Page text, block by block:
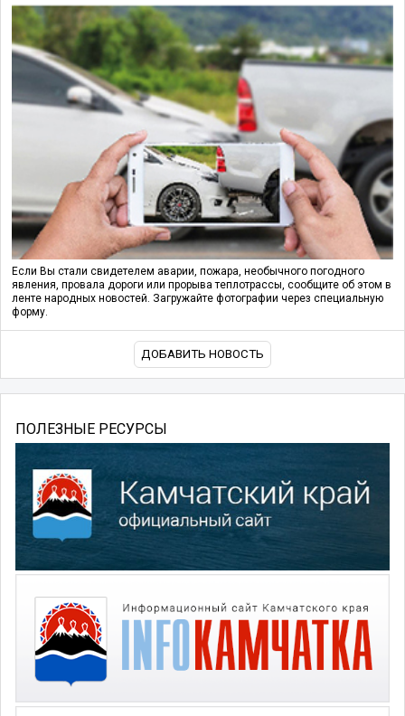
Если Вы стали свидетелем аварии, пожара, необычного погодного
явления, провала дороги или прорыва теплотрассы, сообщите об этом в
ленте народных новостей. Загружайте фотографии через специальную
форму.
ДОБАВИТЬ НОВОСТЬ
ПОЛЕЗНЫЕ РЕСУРСЫ